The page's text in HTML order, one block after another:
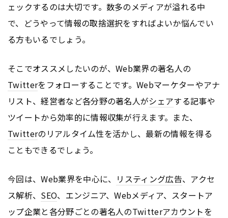
ェックするのは大切です。数多のメディアが溢れる中
で、どうやって情報の取捨選択をすればよいか悩んでい
る方もいるでしょう。
そこでオススメしたいのが、Web業界の著名人の
Twitterをフォローすることです。Webマーケターやアナ
リスト、経営者など各分野の著名人がシェアする記事や
ツイートから効率的に情報収集が行えます。また、
Twitterのリアルタイム性を活かし、最新の情報を得る
こともできるでしょう。
今回は、Web業界を中心に、 リスティング広告、アクセ
ス解析、 SEO、エンジニア、Webメディア、スタートア
ップ企業と各分野ごとの著名人のTwitterアカウントを